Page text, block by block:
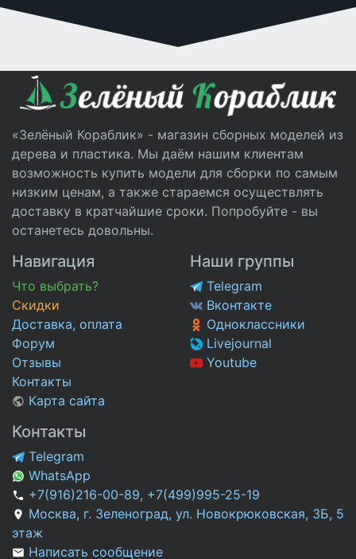
«Зелёный Кораблик» - магазин сборных моделей из
дерева и пластика. Мы даём нашим клиентам
возможность купить модели для сборки по самым
низким ценам, а также стараемся осуществлять
доставку в кратчайшие сроки. Попробуйте - вы
останетесь довольны.
Навигация
Что выбрать?
Скидки
Доставка, оплата
Форум
Отзывы
Контакты
Карта сайта
Наши группы
Telegram
Вконтакте
Одноклассники
Livejournal
Youtube
Контакты
Telegram
WhatsApp
+7(916)216-00-89, +7(499)995-25-19
Москва, г. Зеленоград, ул. Новокрюковская, 3Б, 5
этаж
Написать сообщение